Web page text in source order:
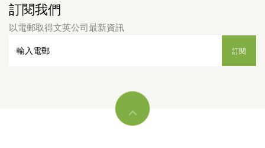
訂閱我們
以電郵取得文英公司最新資訊